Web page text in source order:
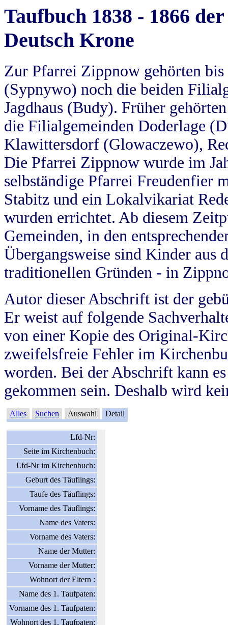
Taufbuch 1838 - 1866
Deutsch Krone
Zur Pfarrei Zippnow gehörten
(Sypnywo) noch die beiden
Jagdhaus (Budy). Früher
die Filialgemeinden Doderlage
Klawittersdorf (Glowaczewo),
Die Pfarrei Zippnow wurde im
selbständige Pfarrei Freudenfier
Stabitz und ein Lokalvikariat
wurden errichtet. Ab diesem
Gemeinden, in den
Übergangsweise sind Kinder aus
traditionellen Gründen - in
Autor dieser Abschrift ist der
Er weist auf folgende
von einer Kopie des Original-
zweifelsfreie Fehler im
worden. Bei der Abschrift kann
gekommen sein. Deshalb wird
Alles Suchen Auswahl Detail
Lfd-Nr:
Seite im Kirchenbuch:
Lfd-Nr im Kirchenbuch:
Geburt des Täuflings:
Taufe des Täuflings:
Vorname des Täuflings:
Name des Vaters:
Vorname des Vaters:
Name der Mutter:
Vorname der Mutter:
Wohnort der Eltern :
Name des 1. Taufpaten:
Vorname des 1. Taufpaten:
Wohnort des 1. Taufpaten: